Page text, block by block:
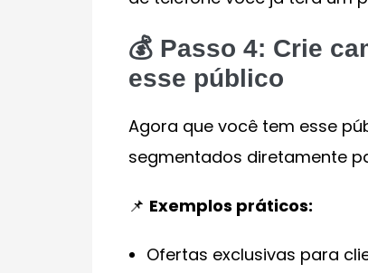
💰 Passo 4: Crie
esse público
Agora que você tem esse
segmentados diretamente
📌 Exemplos práticos:
Ofertas exclusivas para